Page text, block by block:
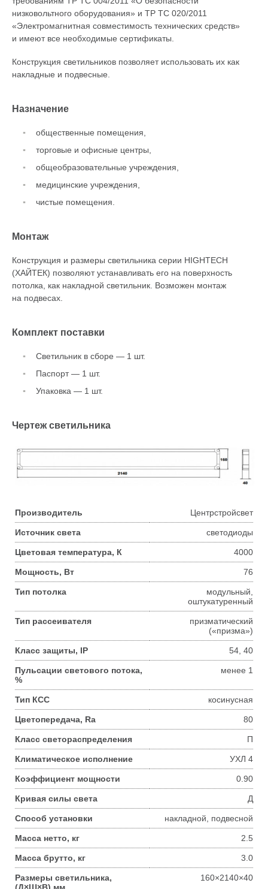
низковольтного оборудования» и ТР ТС 020/2011
«Электромагнитная совместимость технических средств»
и имеют все необходимые сертификаты.
Конструкция светильников позволяет использовать их как
накладные и подвесные.
Назначение
общественные помещения,
торговые и офисные центры,
общеобразовательные учреждения,
медицинские учреждения,
чистые помещения.
Монтаж
Конструкция и размеры светильника серии HIGHTECH
(ХАЙТЕК) позволяют устанавливать его на поверхность
потолка, как накладной светильник. Возможен монтаж
на подвесах.
Комплект поставки
Светильник в сборе — 1 шт.
Паспорт — 1 шт.
Упаковка — 1 шт.
Чертеж светильника
Производитель Центрстройсвет
Источник света светодиоды
Цветовая температура, К 4000
Мощность, Вт 76
Тип потолка
модульный,
оштукатуренный
Тип рассеивателя
призматический
(«призма»)
Класс защиты, IP 54, 40
Пульсации светового потока,
%
менее 1
Тип КСС косинусная
Цветопередача, Ra 80
Класс светораспределения П
Климатическое исполнение УХЛ 4
Коэффициент мощности 0.90
Кривая силы света Д
Способ установки накладной, подвесной
Масса нетто, кг 2.5
Масса брутто, кг 3.0
Размеры светильника,
(Д×Ш×В) мм
160×2140×40